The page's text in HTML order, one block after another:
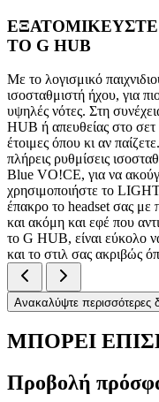
ΤΟ G HUB
Με το λογισμικό
ισοσταθμιστή ήχου, για
υψηλές νότες. Στη
HUB ή απευθείας στο σετ
έτοιμες όπου κι αν
πλήρεις ρυθμίσεις
Blue VO!CE, για να
χρησιμοποιήστε το
έπακρο το headset σας
και ακόμη και εφέ που
το G HUB, είναι εύκολο
και το στιλ σας ακριβώς
Ανακαλύψτε περισσότερες
ΜΠΟΡΕΙ
Προβολή